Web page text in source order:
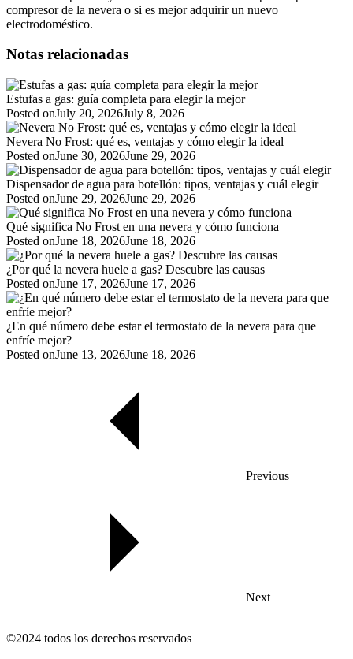
compresor de la nevera o si es mejor adquirir un nuevo
electrodoméstico.
Notas relacionadas
Estufas a gas: guía completa para elegir la mejor
Posted onJuly 20, 2026July 8, 2026
Nevera No Frost: qué es, ventajas y cómo elegir la ideal
Posted onJune 30, 2026June 29, 2026
Dispensador de agua para botellón: tipos, ventajas y cuál elegir
Posted onJune 29, 2026June 29, 2026
Qué significa No Frost en una nevera y cómo funciona
Posted onJune 18, 2026June 18, 2026
¿Por qué la nevera huele a gas? Descubre las causas
Posted onJune 17, 2026June 17, 2026
¿En qué número debe estar el termostato de la nevera para que
enfríe mejor?
Posted onJune 13, 2026June 18, 2026
Previous
Next
©2024 todos los derechos reservados